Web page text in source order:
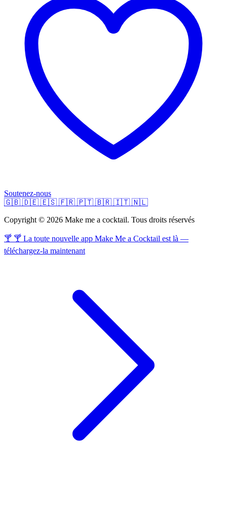
Soutenez-nous
🇬🇧 🇩🇪 🇪🇸 🇫🇷 🇵🇹 🇧🇷 🇮🇹 🇳🇱
Copyright © 2026 Make me a cocktail. Tous droits réservés
🍸 🍸 La toute nouvelle app Make Me a Cocktail est là —
téléchargez-la maintenant